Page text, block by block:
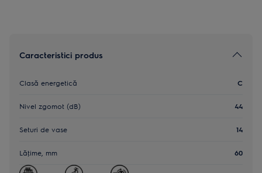
Caracteristici produs
Clasă energetică C
Nivel zgomot (dB) 44
Seturi de vase 14
Lăţime, mm 60